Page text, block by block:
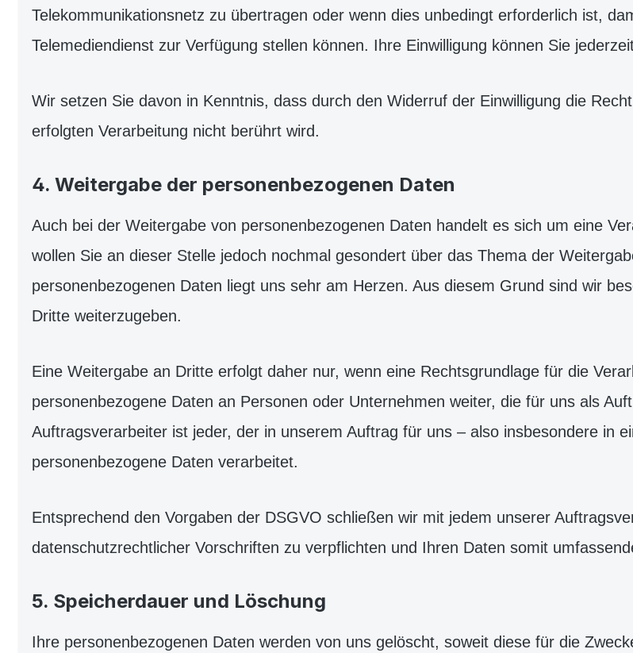
Telekommunikationsnetz zu übertragen oder wenn dies unbedingt erforderlich ist,
Telemediendienst zur Verfügung stellen können. Ihre Einwilligung können Sie
Wir setzen Sie davon in Kenntnis, dass durch den Widerruf der Einwilligung die
erfolgten Verarbeitung nicht berührt wird.
4. Weitergabe der personenbezogenen Daten
Auch bei der Weitergabe von personenbezogenen Daten handelt es sich um eine
wollen Sie an dieser Stelle jedoch nochmal gesondert über das Thema der
personenbezogenen Daten liegt uns sehr am Herzen. Aus diesem Grund sind wir
Dritte weiterzugeben.
Eine Weitergabe an Dritte erfolgt daher nur, wenn eine Rechtsgrundlage für die
personenbezogene Daten an Personen oder Unternehmen weiter, die für uns als
Auftragsverarbeiter ist jeder, der in unserem Auftrag für uns – also insbesondere in
personenbezogene Daten verarbeitet.
Entsprechend den Vorgaben der DSGVO schließen wir mit jedem unserer
datenschutzrechtlicher Vorschriften zu verpflichten und Ihren Daten somit
5. Speicherdauer und Löschung
Ihre personenbezogenen Daten werden von uns gelöscht, soweit diese für die